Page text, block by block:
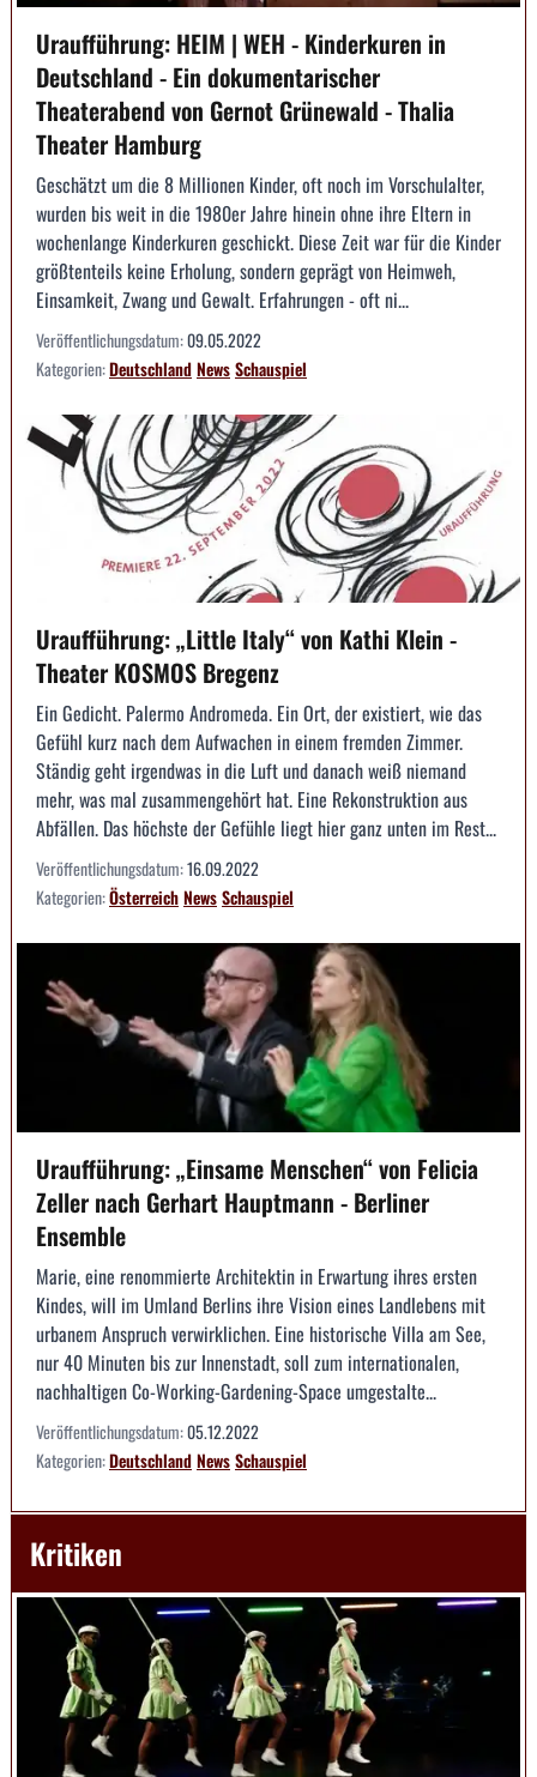
Uraufführung: HEIM | WEH - Kinderkuren in
Deutschland - Ein dokumentarischer
Theaterabend von Gernot Grünewald - Thalia
Theater Hamburg
Geschätzt um die 8 Millionen Kinder, oft noch im Vorschulalter,
wurden bis weit in die 1980er Jahre hinein ohne ihre Eltern in
wochenlange Kinderkuren geschickt. Diese Zeit war für die Kinder
größtenteils keine Erholung, sondern geprägt von Heimweh,
Einsamkeit, Zwang und Gewalt. Erfahrungen - oft ni...
Veröffentlichungsdatum:09.05.2022
Kategorien:DeutschlandNewsSchauspiel
Uraufführung: „Little Italy“ von Kathi Klein -
Theater KOSMOS Bregenz
Ein Gedicht. Palermo Andromeda. Ein Ort, der existiert, wie das
Gefühl kurz nach dem Aufwachen in einem fremden Zimmer.
Ständig geht irgendwas in die Luft und danach weiß niemand
mehr, was mal zusammengehört hat. Eine Rekonstruktion aus
Abfällen. Das höchste der Gefühle liegt hier ganz unten im Rest...
Veröffentlichungsdatum:16.09.2022
Kategorien:ÖsterreichNewsSchauspiel
Uraufführung: „Einsame Menschen“ von Felicia
Zeller nach Gerhart Hauptmann - Berliner
Ensemble
Marie, eine renommierte Architektin in Erwartung ihres ersten
Kindes, will im Umland Berlins ihre Vision eines Landlebens mit
urbanem Anspruch verwirklichen. Eine historische Villa am See,
nur 40 Minuten bis zur Innenstadt, soll zum internationalen,
nachhaltigen Co-Working-Gardening-Space umgestalte...
Veröffentlichungsdatum:05.12.2022
Kategorien:DeutschlandNewsSchauspiel
Kritiken